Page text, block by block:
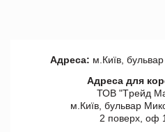
Адреса: м.Київ,
Адреса для
ТОВ "Tрейд
м.Київ, бульвар
2 поверх, оф